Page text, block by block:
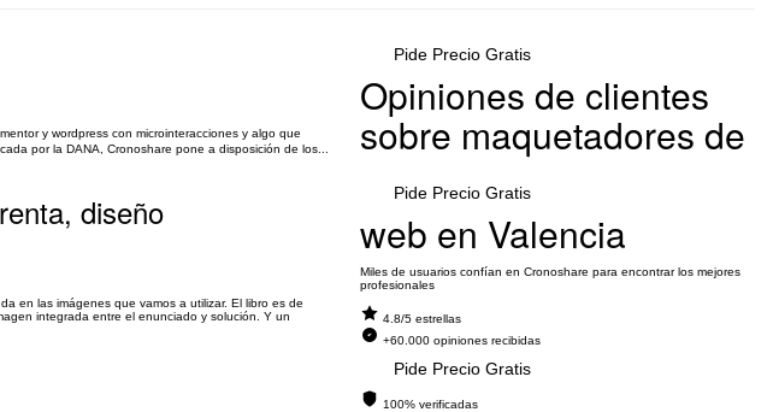
y wordpress con microinteracciones y algo que
por la DANA, Cronoshare pone a disposición de los...
Pide Precio Gratis
diseño
en las imágenes que vamos a utilizar. El libro es de
integrada entre el enunciado y solución. Y un
Pide Precio Gratis
Pide Precio Gratis
Opiniones de clientes
sobre maquetadores de
web en Valencia
Miles de usuarios confían en Cronoshare para encontrar los mejores
profesionales
4.8/5 estrellas
+60.000 opiniones recibidas
100% verificadas